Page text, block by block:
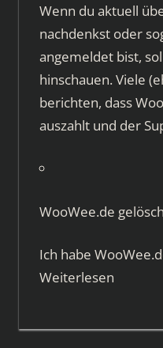
Wenn du aktuell
nachdenkst oder
angemeldet bist,
hinschauen. Viele
berichten, dass
auszahlt und der
WooWee.de
Ich habe
Weiterlesen